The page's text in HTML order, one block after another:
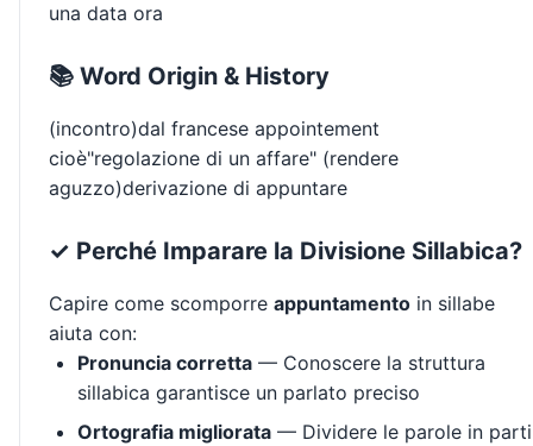
una data ora
📚 Word Origin & History
(incontro)dal francese appointement
cioè"regolazione di un affare" (rendere
aguzzo)derivazione di appuntare
✓ Perché Imparare la Divisione Sillabica?
Capire come scomporre appuntamento in sillabe
aiuta con:
Pronuncia corretta — Conoscere la struttura
sillabica garantisce un parlato preciso
Ortografia migliorata — Dividere le parole in parti